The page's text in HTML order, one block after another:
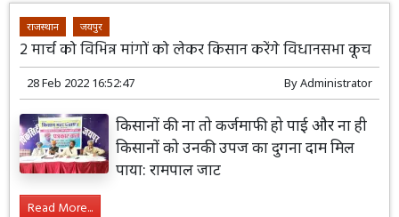
राजस्थान जयपुर
2 मार्च को विभिन्न मांगों को लेकर किसान करेंगे विधानसभा कूच
28 Feb 2022 16:52:47 ByAdministrator
किसानों की ना तो कर्जमाफी हो पाई और ना ही
किसानों को उनकी उपज का दुगना दाम मिल
पाया: रामपाल जाट
Read More...